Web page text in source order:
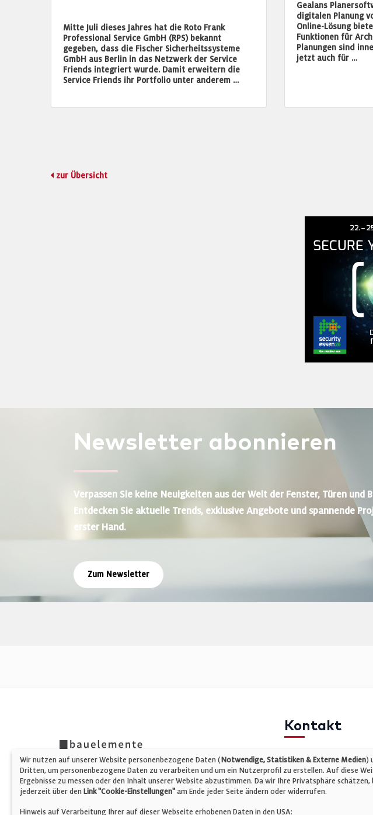
Mitte Juli dieses Jahres hat die Roto Frank
Professional Service GmbH (RPS) bekannt
gegeben, dass die Fischer Sicherheitssysteme
GmbH aus Berlin in das Netzwerk der Service
Friends integriert wurde. Damit erweitern die
Service Friends ihr Portfolio unter anderem …
Gealans
digitalen Planung
Online-Lösung
Funktionen für
Planungen sind
jetzt auch für …
zur Übersicht
Newsletter abonnieren
Verpassen Sie keine Neuigkeiten aus der Welt der Fenster, Türen und
Entdecken Sie aktuelle Trends, exklusive Angebote und spannende
erster Hand.
Zum Newsletter
Kontakt
E-Mail:
Wir nutzen auf unserer Website personenbezogene Daten (Notwendige, Statistiken & Externe Medien)
Dritten, um personenbezogene Daten zu verarbeiten und um ein Nutzerprofil zu erstellen. Auf diese
Ergebnisse zu messen oder den Inhalt unserer Website abzustimmen. Da wir Ihre Privatsphäre
jederzeit über den Link "Cookie-Einstellungen" am Ende jeder Seite ändern oder widerrufen.
Hinweis auf Verarbeitung Ihrer auf dieser Webseite erhobenen Daten in den USA: